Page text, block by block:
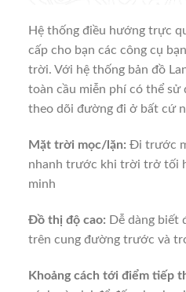
Hệ thống điều hướng trực
cấp cho bạn các công cụ
trời. Với hệ thống bản đồ
toàn cầu miễn phí có thể sử
theo dõi đường đi ở bất cứ
Mặt trời mọc/lặn: Đi trước
nhanh trước khi trời trở tối
minh
Đồ thị độ cao: Dễ dàng biết
trên cung đường trước và
Khoảng cách tới điểm tiếp